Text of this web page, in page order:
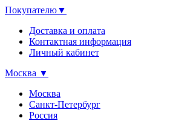
Покупателю▼
Доставка и оплата
Контактная информация
Личный кабинет
Москва ▼
Москва
Санкт-Петербург
Россия